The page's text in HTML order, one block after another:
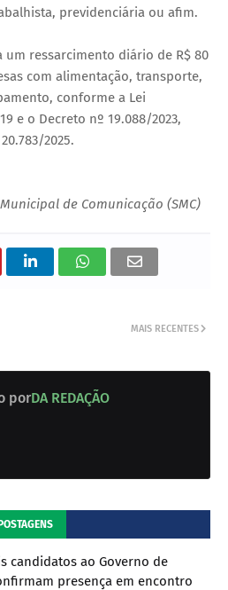
previdenciária ou afim.
um ressarcimento diário de R$ 80
com alimentação, transporte,
conforme a Lei
e o Decreto nº 19.088/2023,
2025.
de Comunicação (SMC)
MAIS RECENTES
porDA REDAÇÃO
candidatos ao Governo de
presença em encontro